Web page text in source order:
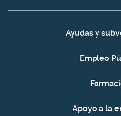
Ayudas y
Empleo
Apoyo a la